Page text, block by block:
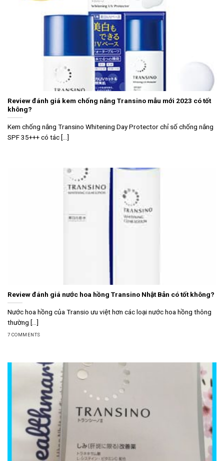
Review đánh giá kem chống nắng Transino mẫu mới 2023 có tốt
không?
Kem chống nắng Transino Whitening Day Protector chỉ số chống nắng
SPF 35+++ có tác [...]
Review đánh giá nước hoa hồng Transino Nhật Bản có tốt không?
Nước hoa hồng của Transio ưu việt hơn các loại nước hoa hồng thông
thường [...]
7 COMMENTS